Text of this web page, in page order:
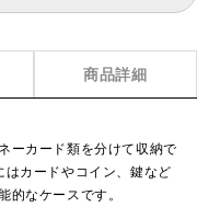
商品詳細
ーカード類を分けて収納で
カードやコイン、鍵など
的なケースです。